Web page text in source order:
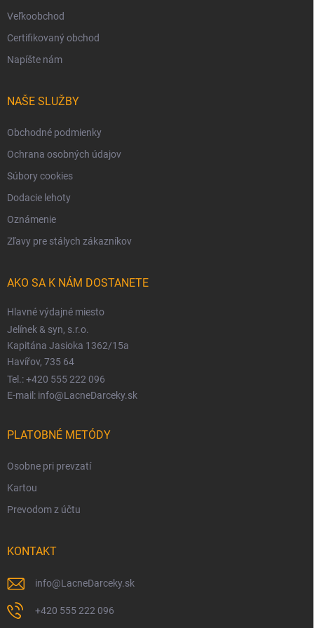
Veľkoobchod
Certifikovaný obchod
Napíšte nám
NAŠE SLUŽBY
Obchodné podmienky
Ochrana osobných údajov
Súbory cookies
Dodacie lehoty
Oznámenie
Zľavy pre stálych zákazníkov
AKO SA K NÁM DOSTANETE
Hlavné výdajné miesto
Jelínek & syn, s.r.o.
Kapitána Jasioka 1362/15a
Havířov, 735 64
Tel.: +420 555 222 096
E-mail: info@LacneDarceky.sk
PLATOBNÉ METÓDY
Osobne pri prevzatí
Kartou
Prevodom z účtu
KONTAKT
info@LacneDarceky.sk
+420 555 222 096